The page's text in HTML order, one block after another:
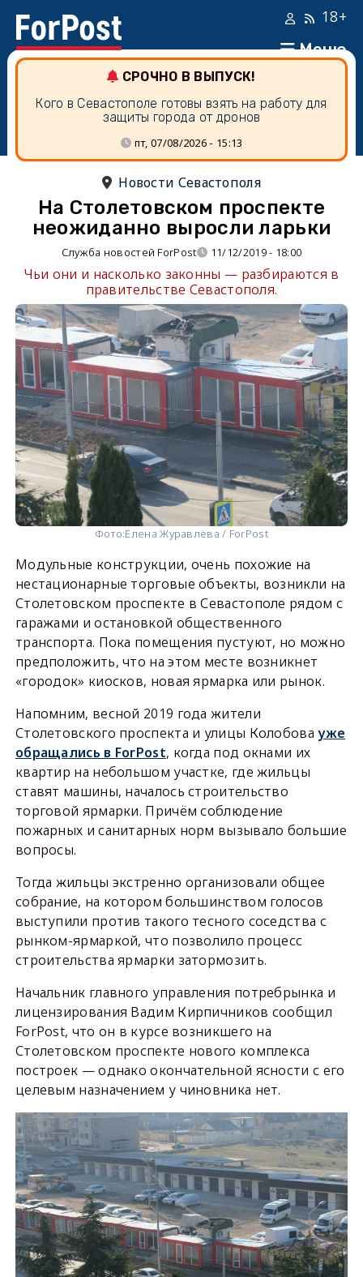
Меню
18+
СРОЧНО В ВЫПУСК!
Кого в Севастополе готовы взять на работу для
защиты города от дронов
пт, 07/08/2026 - 15:13
Новости Севастополя
На Столетовском проспекте
неожиданно выросли ларьки
Служба новостей ForPost 11/12/2019 - 18:00
Чьи они и насколько законны — разбираются в
правительстве Севастополя.
Фото:Елена Журавлёва / ForPost
Модульные конструкции, очень похожие на
нестационарные торговые объекты, возникли на
Столетовском проспекте в Севастополе рядом с
гаражами и остановкой общественного
транспорта. Пока помещения пустуют, но можно
предположить, что на этом месте возникнет
«городок» киосков, новая ярмарка или рынок.
Напомним, весной 2019 года жители
Столетовского проспекта и улицы Колобовауже
обращались в ForPost, когда под окнами их
квартир на небольшом участке, где жильцы
ставят машины, началось строительство
торговой ярмарки. Причём соблюдение
пожарных и санитарных норм вызывало большие
вопросы.
Тогда жильцы экстренно организовали общее
собрание, на котором большинством голосов
выступили против такого тесного соседства с
рынком-ярмаркой, что позволило процесс
строительства ярмарки затормозить.
Начальник главного управления потребрынка и
лицензирования Вадим Кирпичников сообщил
ForPost, что он в курсе возникшего на
Столетовском проспекте нового комплекса
построек — однако окончательной ясности с его
целевым назначением у чиновника нет.